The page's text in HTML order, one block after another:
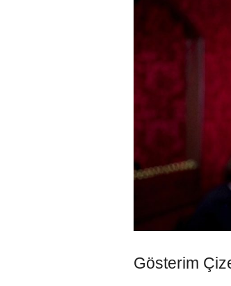
Gösterim